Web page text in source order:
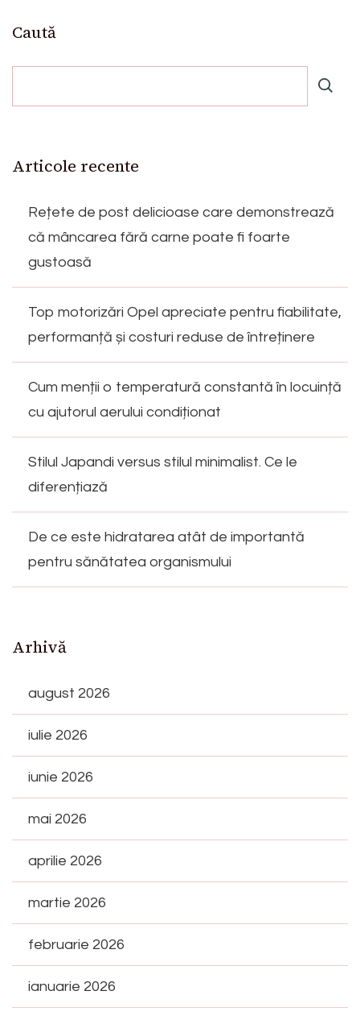
Caută
Articole recente
Rețete de post delicioase care demonstrează
că mâncarea fără carne poate fi foarte
gustoasă
Top motorizări Opel apreciate pentru fiabilitate,
performanță și costuri reduse de întreținere
Cum menții o temperatură constantă în locuință
cu ajutorul aerului condiționat
Stilul Japandi versus stilul minimalist. Ce le
diferențiază
De ce este hidratarea atât de importantă
pentru sănătatea organismului
Arhivă
august 2026
iulie 2026
iunie 2026
mai 2026
aprilie 2026
martie 2026
februarie 2026
ianuarie 2026